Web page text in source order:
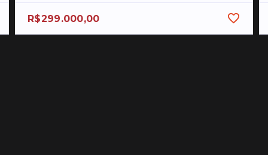
R$299.000,00